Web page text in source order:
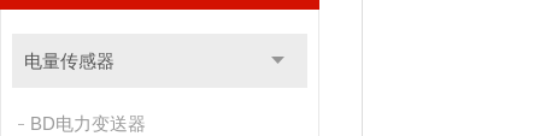
电量传感器
BD电力变送器